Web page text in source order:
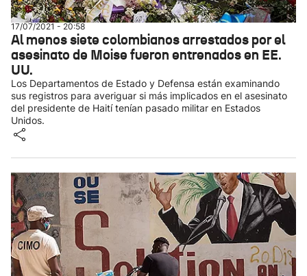
17/07/2021 - 20:58
Al menos siete colombianos arrestados por el
asesinato de Moise fueron entrenados en EE.
UU.
Los Departamentos de Estado y Defensa están examinando
sus registros para averiguar si más implicados en el asesinato
del presidente de Haití tenían pasado militar en Estados
Unidos.